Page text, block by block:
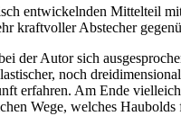
entwickelnden Mittelteil
kraftvoller Abstecher
der Autor sich
noch
erfahren. Am Ende
Wege, welches